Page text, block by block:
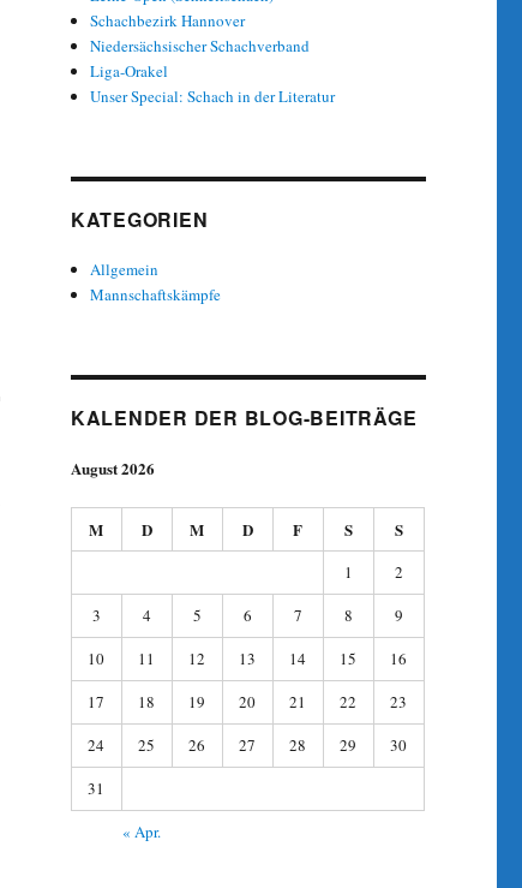
Schachbezirk Hannover
Niedersächsischer Schachverband
Liga-Orakel
Unser Special: Schach in der Literatur
KATEGORIEN
Allgemein
Mannschaftskämpfe
KALENDER DER BLOG-BEITRÄGE
August 2026
M D M D F S S
1
2
3
4 5 6 7 8
9
10
11 12 13 14 15
16
17
18 19 20 21 22
23
24
25 26 27 28 29
30
31
« Apr.